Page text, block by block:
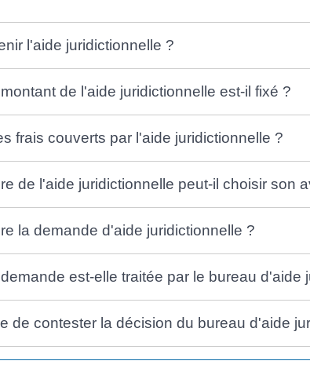
l'aide juridictionnelle ?
de l'aide juridictionnelle est-il fixé ?
frais couverts par l'aide juridictionnelle ?
de l'aide juridictionnelle peut-il choisir son
la demande d'aide juridictionnelle ?
est-elle traitée par le bureau d'aide
de contester la décision du bureau d'aide